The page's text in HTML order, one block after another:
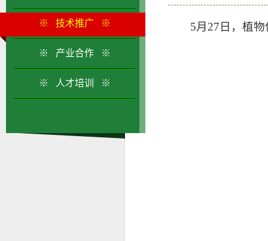
※ 技术推广 ※
※ 产业合作 ※
※ 人才培训 ※
5月27日，植